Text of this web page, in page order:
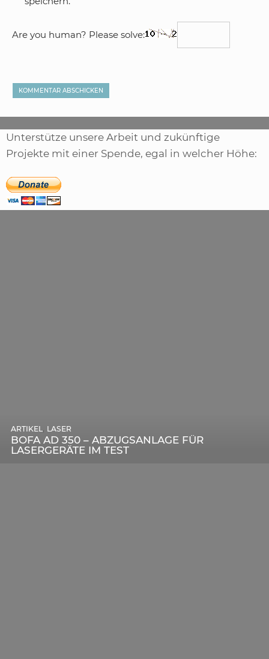
Are you human? Please solve:
Unterstütze unsere Arbeit und zukünftige
Projekte mit einer Spende, egal in welcher Höhe:
BOFA AD 350 – ABZUGSANLAGE FÜR
LASERGERÄTE IM TEST
ARTIKEL , LASER
DIE BEDEUTENDSTEN SCHRITTE ZUR
ERFOLGREICHEN MARKENBILDUNG IN DER
DIGITALEN ÄRA